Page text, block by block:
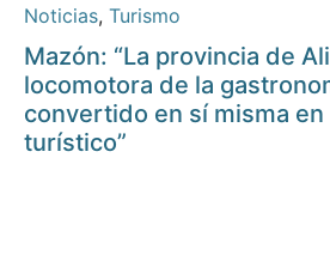
Noticias, Turismo
Mazón: “La provincia de
locomotora de la
convertido en sí misma en
turístico”